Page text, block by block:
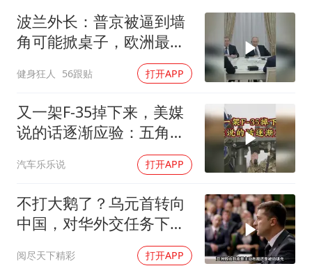
萌娃帮爷爷脱玉米 卖力干活超可爱
波兰外长：普京被逼到墙
角可能掀桌子，欧洲最担
心的不是俄军有多强
健身狂人 56跟贴 打开APP
又一架F-35掉下来，美媒
说的话逐渐应验：五角大
汽车乐乐说 打开APP
不打大鹅了？乌元首转向
中国，对华外交任务下
阅尽天下精彩 打开APP